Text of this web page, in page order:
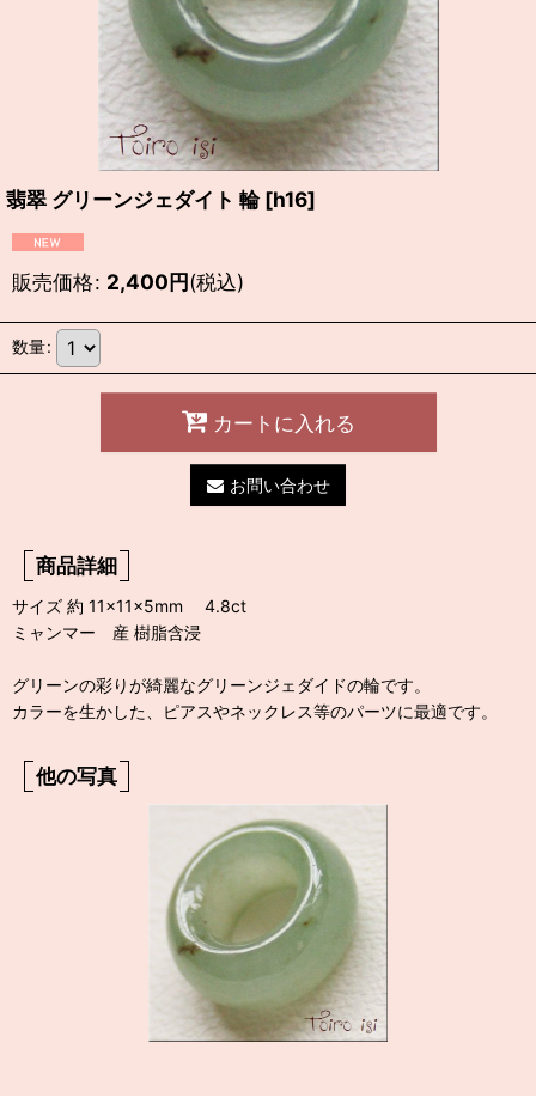
翡翠 グリーンジェダイト 輪 [h16]
販売価格: 2,400円(税込)
数量:
カートに入れる
お問い合わせ
商品詳細
サイズ 約 11×11×5mm 4.8ct
ミャンマー 産 樹脂含浸
グリーンの彩りが綺麗なグリーンジェダイドの輪です。
カラーを生かした、ピアスやネックレス等のパーツに最適です。
他の写真